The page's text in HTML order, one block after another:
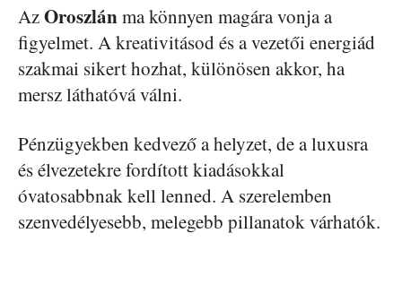
AzOroszlánma könnyen magára vonja a
figyelmet. A kreativitásod és a vezetői energiád
szakmai sikert hozhat, különösen akkor, ha
mersz láthatóvá válni.
Pénzügyekben kedvező a helyzet, de a luxusra
és élvezetekre fordított kiadásokkal
óvatosabbnak kell lenned. A szerelemben
szenvedélyesebb, melegebb pillanatok várhatók.